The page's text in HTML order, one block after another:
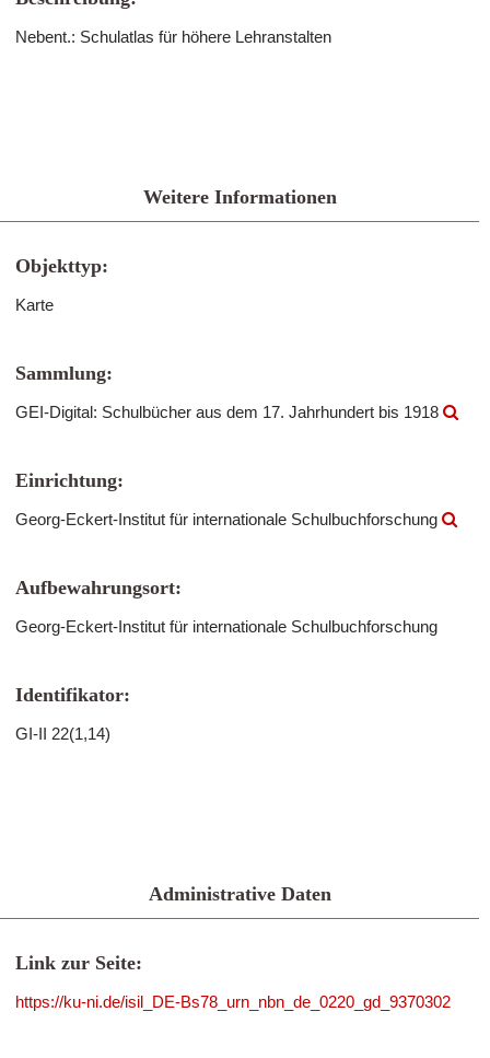
Nebent.: Schulatlas für höhere Lehranstalten
Weitere Informationen
Objekttyp:
Karte
Sammlung:
GEI-Digital: Schulbücher aus dem 17. Jahrhundert bis 1918
Einrichtung:
Georg-Eckert-Institut für internationale Schulbuchforschung
Aufbewahrungsort:
Georg-Eckert-Institut für internationale Schulbuchforschung
Identifikator:
GI-II 22(1,14)
Administrative Daten
Link zur Seite:
https://ku-ni.de/isil_DE-Bs78_urn_nbn_de_0220_gd_9370302